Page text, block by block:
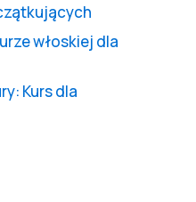
włoskiej dla
Kurs dla